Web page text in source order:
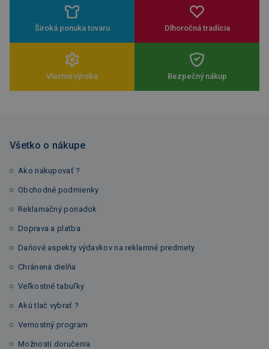
Široká ponuka tovaru Dlhoročná tradícia
Vlastná výroba Bezpečný nákup
Všetko o nákupe
Ako nakupovať ?
Obchodné podmienky
Reklamačný poriadok
Doprava a platba
Daňové aspekty výdavkov na reklamné predmety
Chránená dielňa
Veľkostné tabuľky
Akú tlač vybrať ?
Vernostný program
Možnosti doručenia